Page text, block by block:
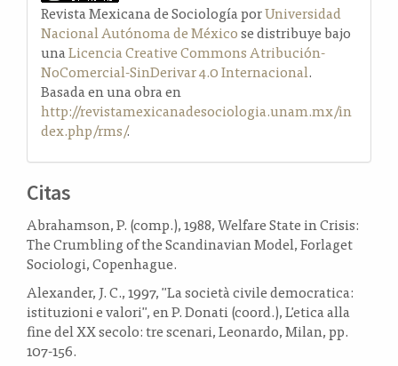
Revista Mexicana de Sociología porUniversidad
Nacional Autónoma de Méxicose distribuye bajo
unaLicencia Creative Commons Atribución-
NoComercial-SinDerivar 4.0 Internacional.
Basada en una obra en
http://revistamexicanadesociologia.unam.mx/in
dex.php/rms/.
Citas
Abrahamson, P. (comp.), 1988, Welfare State in Crisis:
The Crumbling of the Scandinavian Model, Forlaget
Sociologi, Copenhague.
Alexander, J. C., 1997, "La società civile democratica:
istituzioni e valori", en P. Donati (coord.), L'etica alla
fine del XX secolo: tre scenari, Leonardo, Milan, pp.
107-156.